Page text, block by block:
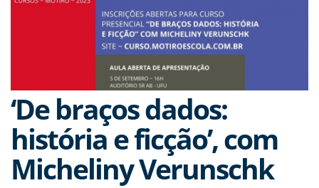
‘De braços dados:
história e ficção’, com
Micheliny Verunschk